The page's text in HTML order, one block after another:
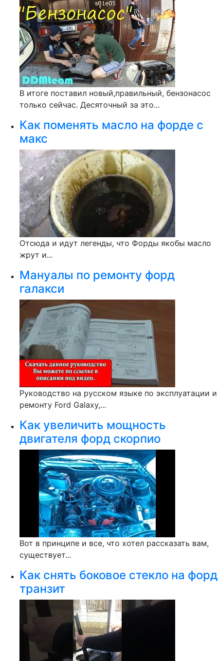
В итоге поставил новый,правильный, бензонасос
только сейчас. Десяточный за это...
Как поменять масло на форде с
макс
Отсюда и идут легенды, что Форды якобы масло
жрут и...
Мануалы по ремонту форд
галакси
Руководство на русском языке по эксплуатации и
ремонту Ford Galaxy,...
Как увеличить мощность
двигателя форд скорпио
Вот в принципе и все, что хотел рассказать вам,
существует...
Как снять боковое стекло на форд
транзит